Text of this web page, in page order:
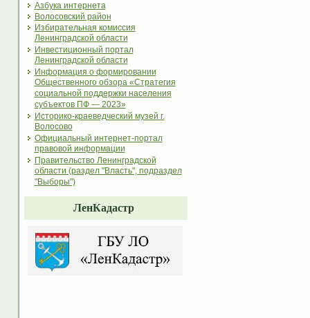
Азбука интернета
Волосовский район
Избирательная комиссия
Ленинградской области
Инвестиционный портал
Ленинградской области
Информация о формировании
Общественного обзора «Стратегия
социальной поддержки населения
субъектов ПФ — 2023»
Историко-краеведческий музей г.
Волосово
Официальный интернет-портал
правовой информации
Правительство Ленинградской
области (раздел "Власть", подраздел
"Выборы")
ЛенКадастр